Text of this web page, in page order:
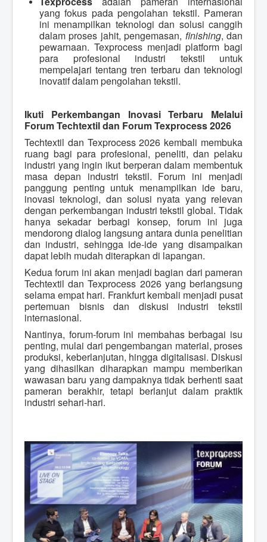
yang fokus pada pengolahan tekstil. Pameran
ini menampilkan teknologi dan solusi canggih
dalam proses jahit, pengemasan, finishing, dan
pewarnaan. Texprocess menjadi platform bagi
para profesional industri tekstil untuk
mempelajari tentang tren terbaru dan teknologi
inovatif dalam pengolahan tekstil.
Ikuti Perkembangan Inovasi Terbaru Melalui
Forum Techtextil dan Forum Texprocess 2026
Techtextil dan Texprocess 2026 kembali membuka
ruang bagi para profesional, peneliti, dan pelaku
industri yang ingin ikut berperan dalam membentuk
masa depan industri tekstil. Forum ini menjadi
panggung penting untuk menampilkan ide baru,
inovasi teknologi, dan solusi nyata yang relevan
dengan perkembangan industri tekstil global. Tidak
hanya sekadar berbagi konsep, forum ini juga
mendorong dialog langsung antara dunia penelitian
dan industri, sehingga ide-ide yang disampaikan
dapat lebih mudah diterapkan di lapangan.
Kedua forum ini akan menjadi bagian dari pameran
Techtextil dan Texprocess 2026 yang berlangsung
selama empat hari. Frankfurt kembali menjadi pusat
pertemuan bisnis dan diskusi industri tekstil
internasional.
Nantinya, forum-forum ini membahas berbagai isu
penting, mulai dari pengembangan material, proses
produksi, keberlanjutan, hingga digitalisasi. Diskusi
yang dihasilkan diharapkan mampu memberikan
wawasan baru yang dampaknya tidak berhenti saat
pameran berakhir, tetapi berlanjut dalam praktik
industri sehari-hari.